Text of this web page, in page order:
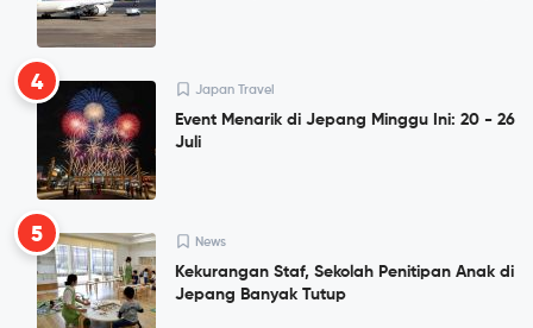
4 Japan Travel
Event Menarik di Jepang Minggu Ini: 20 - 26
Juli
5 News
Kekurangan Staf, Sekolah Penitipan Anak di
Jepang Banyak Tutup